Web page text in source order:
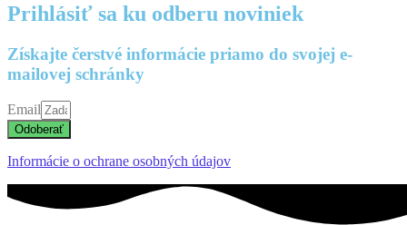
Prihlásiť sa ku odberu noviniek
Získajte čerstvé informácie priamo do svojej e-
mailovej schránky
Email
Odoberať
Informácie o ochrane osobných údajov